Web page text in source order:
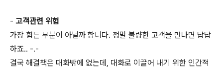
- 고객관련 위험
가장 힘든 부분이 아닐까 합니다. 정말 불량한 고객을 만나면 답답
하죠.. -.-
결국 해결책은 대화밖에 없는데, 대화로 이끌어 내기 위한 인간적